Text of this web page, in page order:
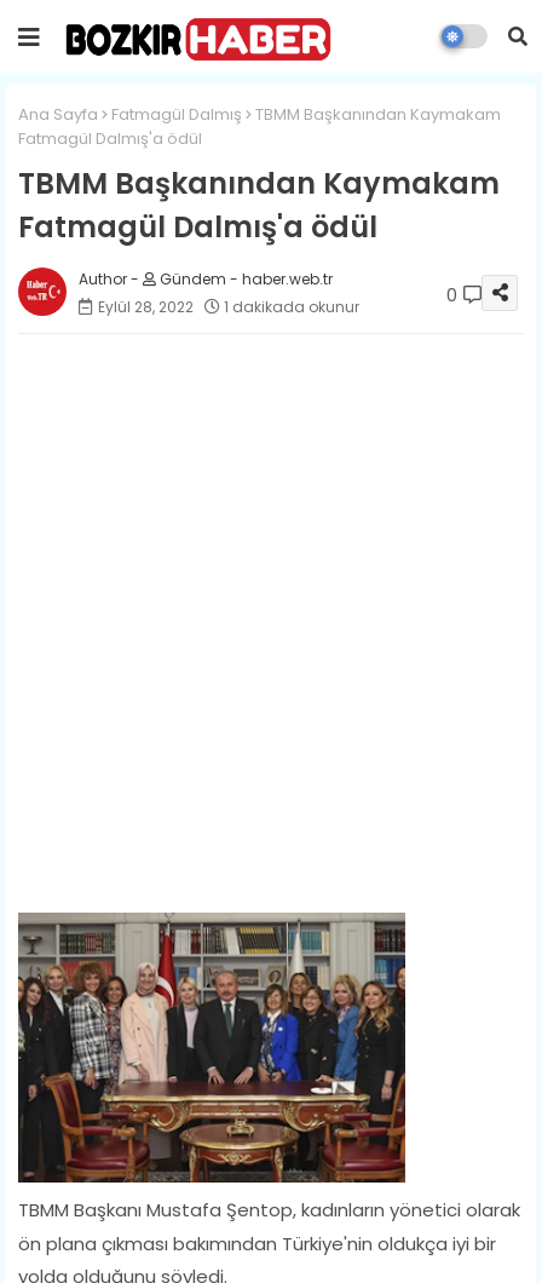
Ana Sayfa Fatmagül Dalmış
​TBMM Başkanından Kaymakam
Fatmagül Dalmış'a ödül
​TBMM Başkanından Kaymakam
Fatmagül Dalmış'a ödül
Gündem - haber.web.tr
Eylül 28, 2022
1 dakikada okunur 0
TBMM Başkanı Mustafa Şentop, kadınların yönetici olarak
ön plana çıkması bakımından Türkiye'nin oldukça iyi bir
yolda olduğunu söyledi.